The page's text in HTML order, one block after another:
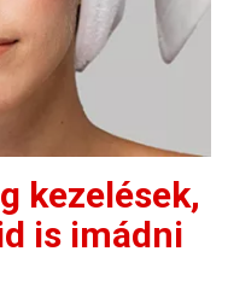
kezelések,
is imádni